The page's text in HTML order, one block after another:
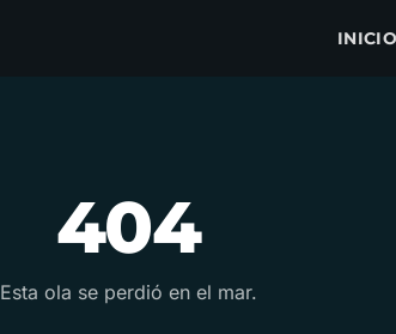
404
Esta ola se perdió en el mar.